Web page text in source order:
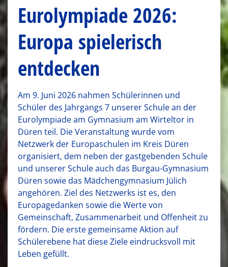
Eurolympiade 2026:
Europa spielerisch
entdecken
Am 9. Juni 2026 nahmen Schülerinnen und
Schüler des Jahrgangs 7 unserer Schule an der
Eurolympiade am Gymnasium am Wirteltor in
Düren teil. Die Veranstaltung wurde vom
Netzwerk der Europaschulen im Kreis Düren
organisiert, dem neben der gastgebenden Schule
und unserer Schule auch das Burgau-Gymnasium
Düren sowie das Mädchengymnasium Jülich
angehören. Ziel des Netzwerks ist es, den
Europagedanken sowie die Werte von
Gemeinschaft, Zusammenarbeit und Offenheit zu
fördern. Die erste gemeinsame Aktion auf
Schülerebene hat diese Ziele eindrucksvoll mit
Leben gefüllt.